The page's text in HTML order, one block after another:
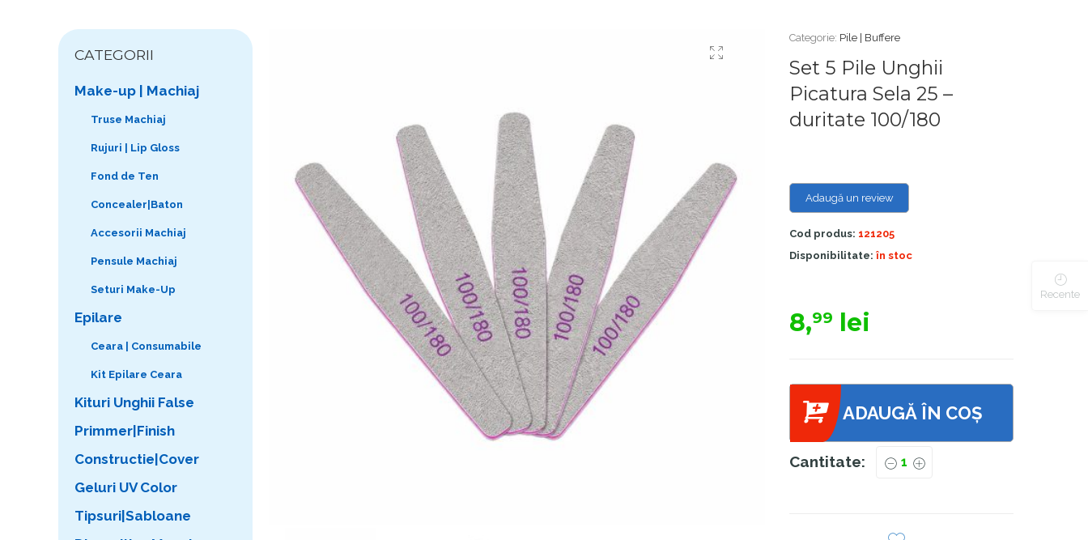
Categorie: Pile | Buffere
Set 5 Pile Unghii
Picatura Sela 25 –
duritate 100/180
Adaugă un review
Cod produs: 121205
Disponibilitate: în stoc
8,99 lei
ADAUGĂ ÎN COȘ
Cantitate:
CATEGORII
Make-up | Machiaj
Truse Machiaj
Rujuri | Lip Gloss
Fond de Ten
Concealer|Baton
Accesorii Machiaj
Pensule Machiaj
Seturi Make-Up
Epilare
Ceara | Consumabile
Kit Epilare Ceara
Kituri Unghii False
Primmer|Finish
Constructie|Cover
Geluri UV Color
Tipsuri|Sabloane
Recente